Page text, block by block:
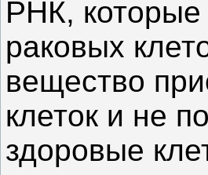
РНК, которые
раковых
вещество
клеток и не
здоровые